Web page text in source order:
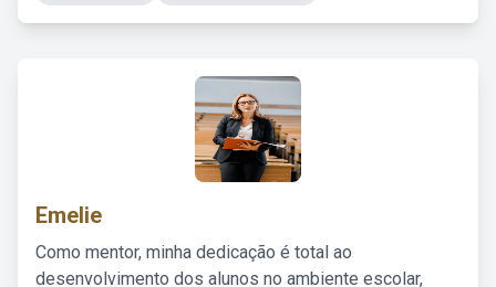
Emelie
Como mentor, minha dedicação é total ao
desenvolvimento dos alunos no ambiente escolar,